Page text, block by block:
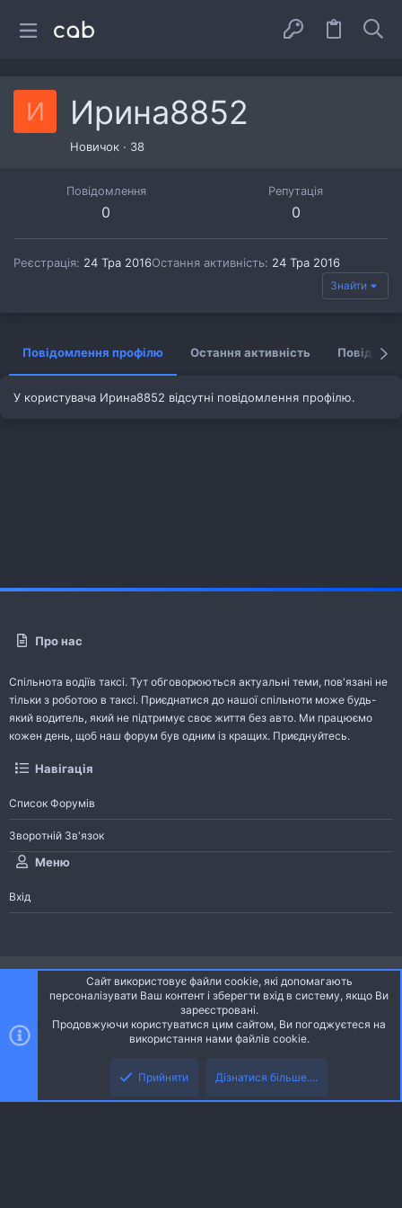
И Ирина8852
Новичок · 38
Повідомлення
0
Репутація
0
Реєстрація 24 Тра 2016Остання активність 24 Тра 2016
Знайти
Повідомлення профілю Остання активність
У користувача Ирина8852 відсутні повідомлення профілю.
Про нас
Спільнота водіїв таксі. Тут обговорюються актуальні теми, пов'язані не
тільки з роботою в таксі. Приєднатися до нашої спільноти може будь-
який водитель, який не підтримує своє життя без авто. Ми працюємо
кожен день, щоб наш форум був одним із кращих. Приєднуйтесь.
Навігація
Список Форумів
Зворотній Зв'язок
Меню
Вхід
Ніч
Українська (UA)
S
Community platform by XenForo® © 2010-2026 XenForo Ltd.
Community platform by XenForo © 2010-2022 XenForo Ltd. | dev: Pages
Сайт використовує файли cookie, які допомагають
персоналізувати Ваш контент і зберегти вхід в систему, якщо Ви
зареєстровані.
Продовжуючи користуватися цим сайтом, Ви погоджуєтеся на
використання нами файлів cookie.
Прийняти Дізнатися більше....